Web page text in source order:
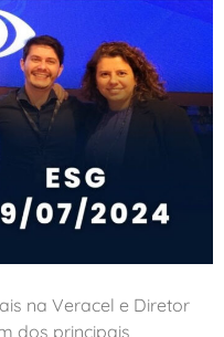
na Veracel e Diretor
dos principais